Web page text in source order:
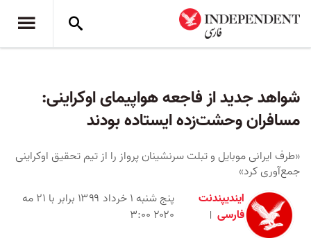
شواهد جدید از فاجعه هواپیمای اوکراینی:
مسافران وحشت‌زده ایستاده بودند
«طرف ایرانی موبایل‌ و تبلت سرنشینان پرواز را از تیم تحقیق اوکراینی
جمع‌آوری کرد»
ایندیپندنت
فارسی
پنج شنبه ۱ خرداد ۱۳۹۹ برابر با ۲۱ مه
۲۰۲۰ ۳:۰۰